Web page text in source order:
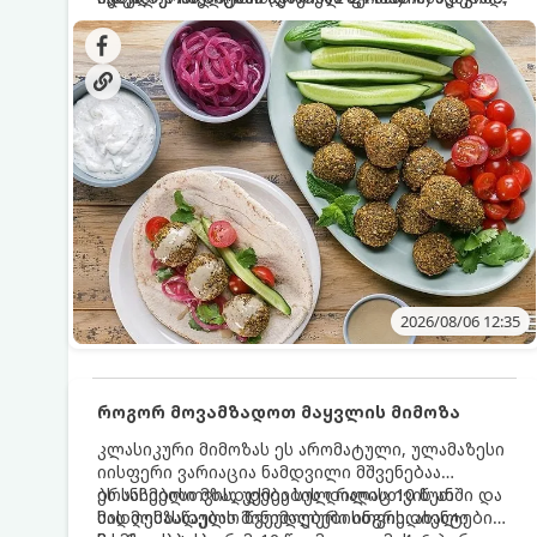
სალათებთან ერთად ან ტახინის (სესამის)
სოუსთან მირთმევისთვის.
იდეალურად შეინარჩუნოს და არ დაიშალოს.
დრო: 10–15 წუთი ულუფა: 20–24 ცალი ბურთულა
(4–6 პორცია)
2026/08/06 12:35
როგორ მოვამზადოთ მაყვლის მიმოზა
კლასიკური მიმოზას ეს არომატული, ულამაზესი
იისფერი ვარიაცია ნამდვილი მშვენებაა
ბრანჩებისთვის, უქმეების დილისთვის ან
სადღესასწაულო წვეულებებისთვის. ახალი
ეს სასმელი მზადდება სულ რაღაც 10 წუთში და
მის მომზადებას მინიმალური ინგრედიენტები